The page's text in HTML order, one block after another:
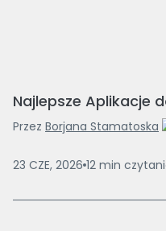
Najlepsze Aplikacje
Przez Borjana Stamatoska
23 CZE, 2026 12 min